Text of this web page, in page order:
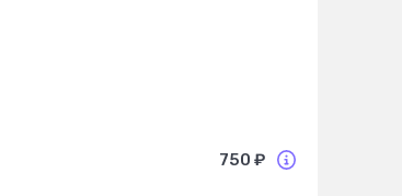
750 ₽